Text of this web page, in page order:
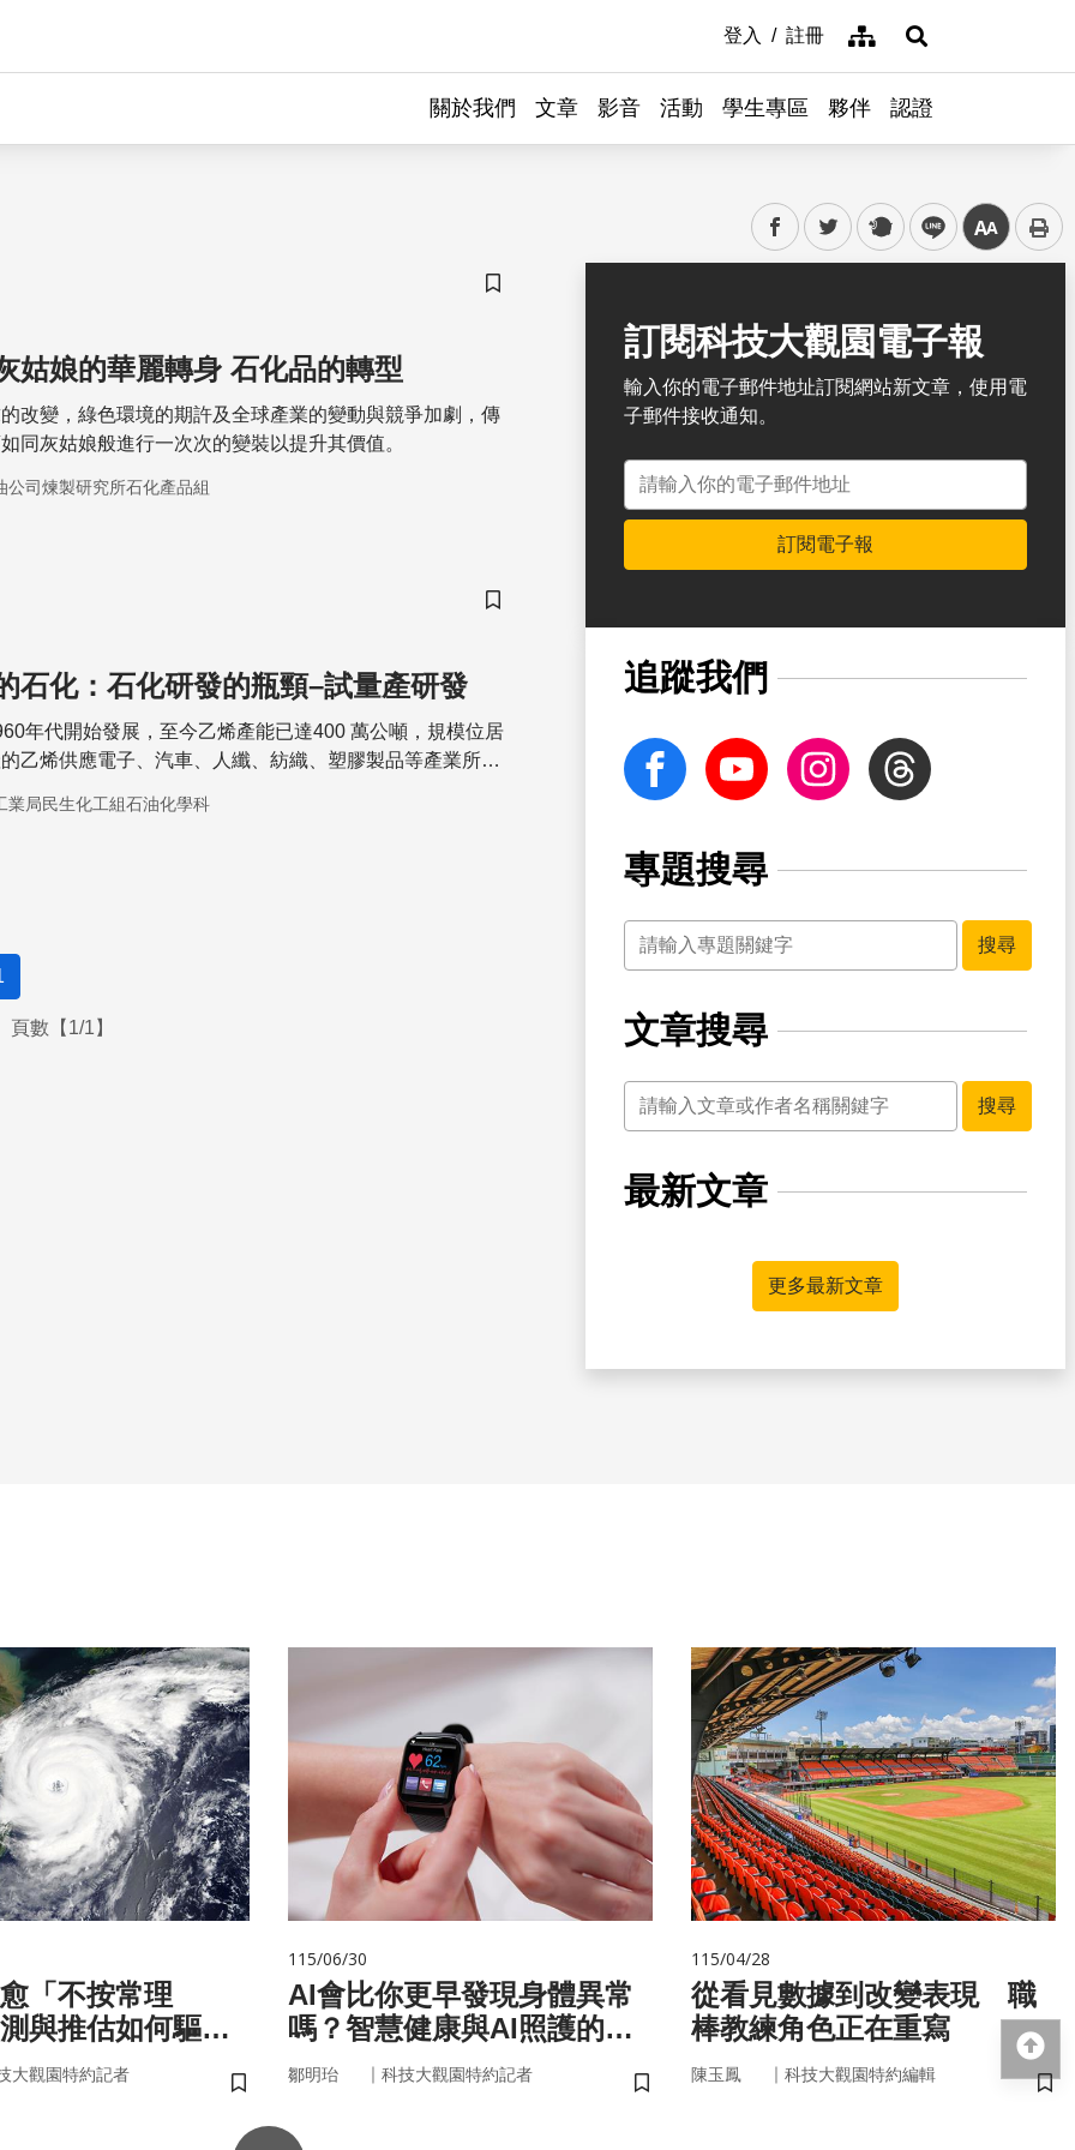
登入 註冊 網站導覽展開搜尋
關於我們 文章 影音 活動 學生專區 夥伴 認證
facebooktwitter plurk line 中
儲存書籤
姑娘的華麗轉身 石化品的轉型
改變，綠色環境的期許及全球產業的變動與競爭加劇，傳
同灰姑娘般進行一次次的變裝以提升其價值。
公司煉製研究所石化產品組
儲存書籤
石化：石化研發的瓶頸–試量產研發
年代開始發展，至今乙烯產能已達400 萬公噸，規模位居
乙烯供應電子、汽車、人纖、紡織、塑膠製品等產業所
業局民生化工組石油化學科
數【1/1】
訂閱科技大觀園電子報
輸入你的電子郵件地址訂閱網站新文章，使用電
子郵件接收通知。
電子郵件地址
訂閱電子報
追蹤我們
facebook Youtube InstagramThreads
專題搜尋
關鍵字
搜尋
文章搜尋
關鍵字
搜尋
最新文章
更多最新文章
「不按常理
與推估如何驅動
大觀園特約記者
儲存書籤
115/06/30
AI會比你更早發現身體異常
嗎？智慧健康與AI照護的未
來
鄒明珆 ｜ 科技大觀園特約記者
儲存書籤
115/04/28
從看見數據到改變表現 職
棒教練角色正在重寫
陳玉鳳 ｜ 科技大觀園特約編輯
儲
回